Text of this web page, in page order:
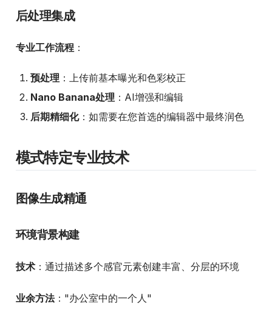
后处理集成
专业工作流程：
预处理 ：上传前基本曝光和色彩校正
Nano Banana处理 ：AI增强和编辑
后期精细化：如需要在您首选的编辑器中最终润色
模式特定专业技术
图像生成精通
环境背景构建
技术：通过描述多个感官元素创建丰富、分层的环境
业余方法："办公室中的一个人"